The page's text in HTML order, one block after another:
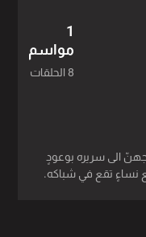
1
مواسم
8 الحلقات
الى سريره بوعودٍ
نساءٍ تقع في شباكه.